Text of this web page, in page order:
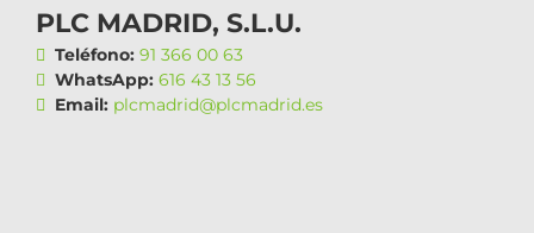
PLC MADRID, S.L.U.
Teléfono: 91 366 00 63
WhatsApp: 616 43 13 56
Email: plcmadrid@plcmadrid.es